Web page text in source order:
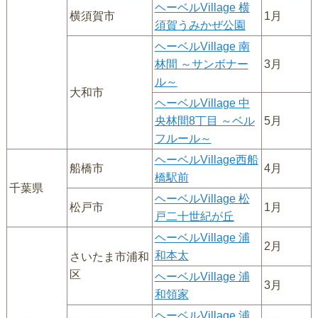
横須賀市
ヘーベルVillage 横
須賀うみかぜ公園
1月
大和市
ヘーベルVillage 南
林間 ～サンボナー
ル～
3月
ヘーベルVillage 中
央林間8丁目 ～ベル
フルール～
5月
千葉県
船橋市
ヘーベルVillage西船
橋駅前
4月
松戸市
ヘーベルVillage 松
戸二十世紀が丘
1月
さいたま市浦和
区
ヘーベルVillage 浦
和本太
2月
ヘーベルVillage 浦
和領家
3月
ヘーベルVillage 浦